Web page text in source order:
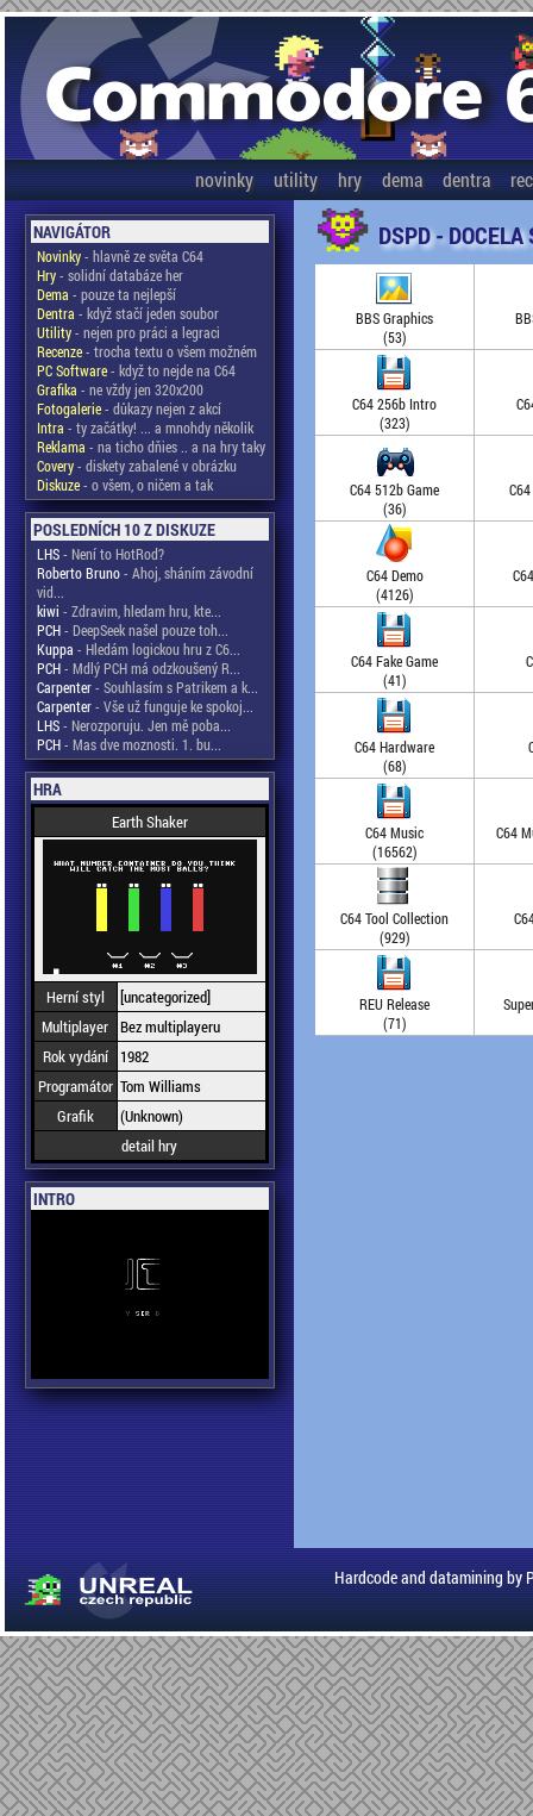
novinky utility hry dema dentra
NAVIGÁTOR
Novinky- hlavně ze světa C64
Hry- solidní databáze her
Dema - pouze ta nejlepší
Dentra - když stačí jeden soubor
Utility- nejen pro práci a legraci
Recenze- trocha textu o všem možném
PC Software- když to nejde na C64
Grafika - ne vždy jen 320x200
Fotogalerie- důkazy nejen z akcí
Intra - ty začátky! ... a mnohdy několik
Reklama - na ticho dňies .. a na hry taky
Covery- diskety zabalené v obrázku
Diskuze- o všem, o ničem a tak
POSLEDNÍCH 10 Z DISKUZE
LHS- Není to HotRod?
Roberto Bruno- Ahoj, sháním závodní
vid...
kiwi - Zdravim, hledam hru, kte...
PCH- DeepSeek našel pouze toh...
Kuppa - Hledám logickou hru z C6...
PCH- Mdlý PCH má odzkoušený R...
Carpenter- Souhlasím s Patrikem a k...
Carpenter- Vše už funguje ke spokoj...
LHS- Nerozporuju. Jen mě poba...
PCH- Mas dve moznosti. 1. bu...
HRA
Earth Shaker
Herní styl
[uncategorized]
Multiplayer Bez multiplayeru
Rok vydání
1982
Programátor Tom Williams
Grafik
(Unknown)
detail hry
INTRO
DSPD - DOCELA
BBS Graphics
(53)
C64 256b Intro
(323)
C64 512b Game
(36)
C64 Demo
(4126)
C64 Fake Game
(41)
C64 Hardware
(68)
C64 Music
(16562)
C64
C64 Tool Collection
(929)
REU Release
(71)
Hardcode and datamining by